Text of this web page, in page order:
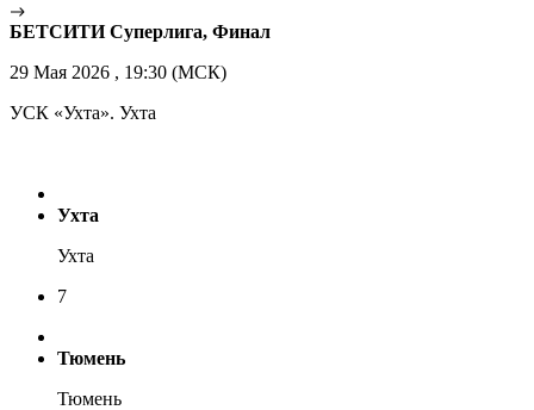
БЕТСИТИ Суперлига, Финал
29 Мая 2026 , 19:30 (МСК)
УСК «Ухта». Ухта
Ухта
Ухта
7
Тюмень
Тюмень